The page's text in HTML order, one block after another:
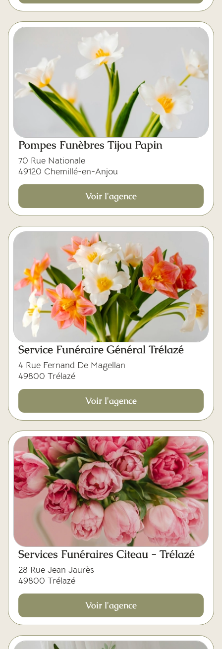
Pompes Funèbres Tijou Papin
70 Rue Nationale
49120 Chemillé-en-Anjou
Voir l'agence
Service Funéraire Général Trélazé
4 Rue Fernand De Magellan
49800 Trélazé
Voir l'agence
Services Funéraires Citeau - Trélazé
28 Rue Jean Jaurès
49800 Trélazé
Voir l'agence